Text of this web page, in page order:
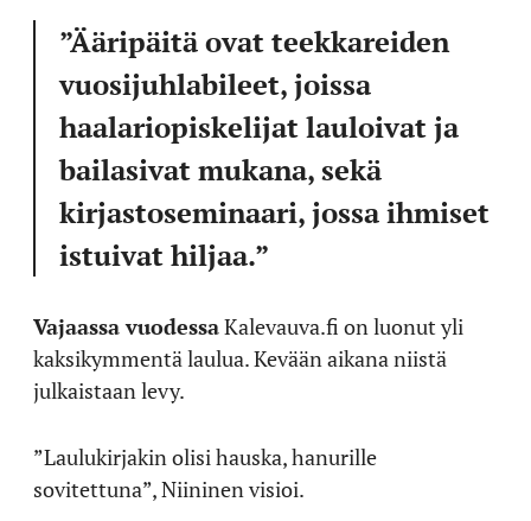
”Ääripäitä ovat teekkareiden
vuosijuhlabileet, joissa
haalariopiskelijat lauloivat ja
bailasivat mukana, sekä
kirjastoseminaari, jossa ihmiset
istuivat hiljaa.”
Vajaassa vuodessaKalevauva.fi on luonut yli
kaksikymmentä laulua. Kevään aikana niistä
julkaistaan levy.
”Laulukirjakin olisi hauska, hanurille
sovitettuna”, Niininen visioi.